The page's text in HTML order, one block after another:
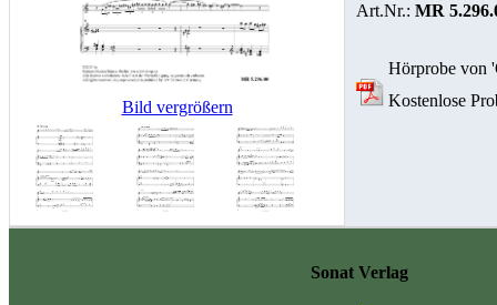
Bild vergrößern
Art.Nr.: MR
Hörprobe von
Kostenlose
Sonat Verlag